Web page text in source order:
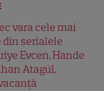
vara cele mai
serialele
Evcen, Hande
Atagül,